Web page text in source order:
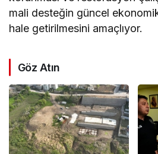
mali desteğin güncel
hale getirilmesini amaçlıyor.
Göz Atın